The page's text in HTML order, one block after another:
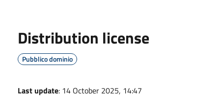
Distribution license
Pubblico dominio
Last update: 14 October 2025, 14:47